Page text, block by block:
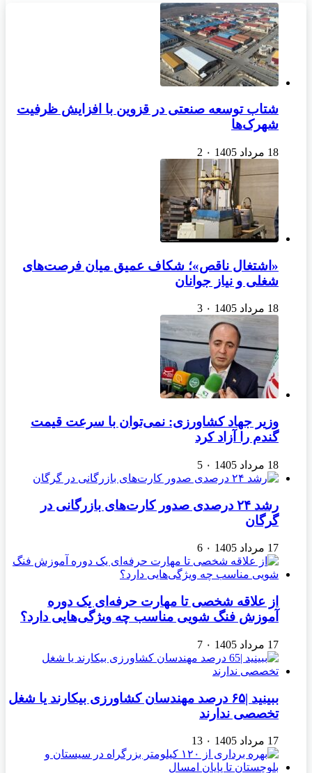
شتاب توسعه صنعتی در قزوین با افزایش ظرفیت
شهرک‌ها
18 مرداد 1405 ۰ 2
«اشتغال ناقص»؛ شکاف عمیق میان فرصت‌های
شغلی و نیاز جوانان
18 مرداد 1405 ۰ 3
وزیر جهاد کشاورزی: نمی‌توان با سرعت قیمت
گندم را آزاد کرد
18 مرداد 1405 ۰ 5
رشد ۲۴ درصدی صدور کارت‌های بازرگانی در
گرگان
17 مرداد 1405 ۰ 6
از علاقه شخصی تا مهارت حرفه‌ای یک دوره
آموزش فنگ شویی مناسب چه ویژگی‌هایی دارد؟
17 مرداد 1405 ۰ 7
ببینید |۶۵ درصد مهندسان کشاورزی بیکارند یا شغل
تخصصی ندارند
17 مرداد 1405 ۰ 13